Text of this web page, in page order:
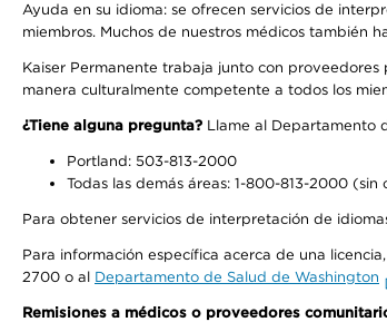
Ayuda en su idioma: se ofrecen servicios de
miembros. Muchos de nuestros médicos también
Kaiser Permanente trabaja junto con
manera culturalmente competente a todos los
¿Tiene alguna pregunta? Llame al Departamento
Portland: 503-813-2000
Todas las demás áreas: 1-800-813-2000 (sin
Para obtener servicios de interpretación de
Para información específica acerca de una
2700 o al Departamento de Salud de Washington
Remisiones a médicos o proveedores